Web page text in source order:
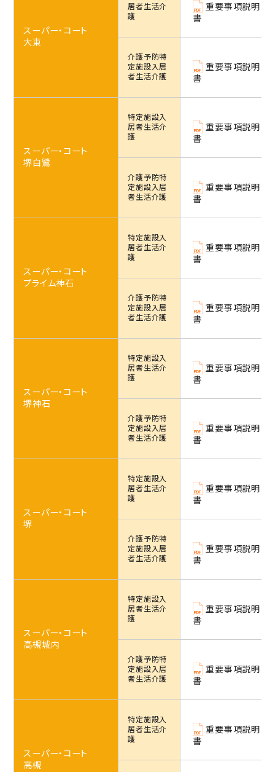
スーパー・コート
大東
居者生活介
護
重要事項説明
書
介護予防特
定施設入居
者生活介護
重要事項説明
書
スーパー・コート
堺白鷺
特定施設入
居者生活介
護
重要事項説明
書
介護予防特
定施設入居
者生活介護
重要事項説明
書
スーパー・コート
プライム神石
特定施設入
居者生活介
護
重要事項説明
書
介護予防特
定施設入居
者生活介護
重要事項説明
書
スーパー・コート
堺神石
特定施設入
居者生活介
護
重要事項説明
書
介護予防特
定施設入居
者生活介護
重要事項説明
書
スーパー・コート
堺
特定施設入
居者生活介
護
重要事項説明
書
介護予防特
定施設入居
者生活介護
重要事項説明
書
スーパー・コート
高槻城内
特定施設入
居者生活介
護
重要事項説明
書
介護予防特
定施設入居
者生活介護
重要事項説明
書
スーパー・コート
高槻
特定施設入
居者生活介
護
重要事項説明
書